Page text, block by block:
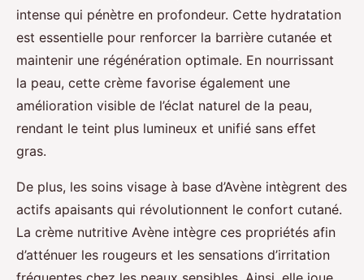
intense qui pénètre en profondeur. Cette hydratation
est essentielle pour renforcer la barrière cutanée et
maintenir une régénération optimale. En nourrissant
la peau, cette crème favorise également une
amélioration visible de l’éclat naturel de la peau,
rendant le teint plus lumineux et unifié sans effet
gras.
De plus, les soins visage à base d’Avène intègrent des
actifs apaisants qui révolutionnent le confort cutané.
La crème nutritive Avène intègre ces propriétés afin
d’atténuer les rougeurs et les sensations d’irritation